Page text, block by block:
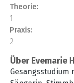
Theorie:
1
Praxis:
2
Über Evemarie
Gesangsstudium